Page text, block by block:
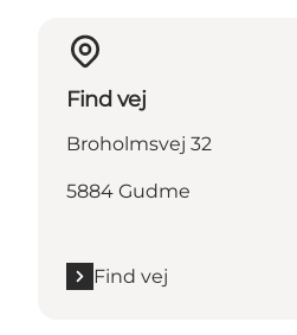
Find vej
Broholmsvej 32
5884 Gudme
Find vej